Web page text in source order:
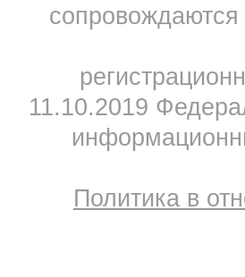
11.10.2019
Политика в